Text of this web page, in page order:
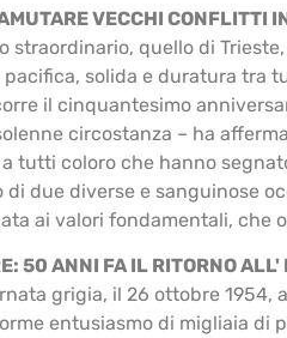
VECCHI CONFLITTI
straordinario, quello di
solida e duratura tra
il cinquantesimo
circostanza – ha
tutti coloro che hanno
di due diverse e sanguinose
ai valori fondamentali, che
50 ANNI FA IL RITORNO
grigia, il 26 ottobre 1954,
entusiasmo di migliaia di